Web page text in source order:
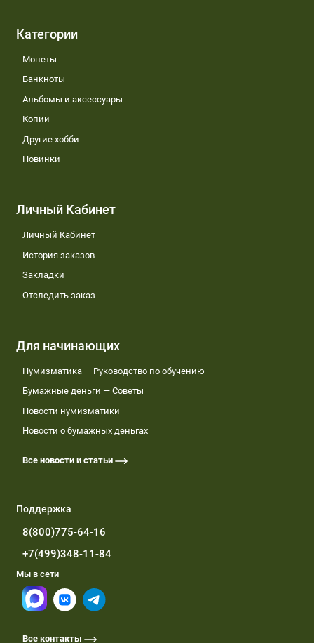
Категории
Монеты
Банкноты
Альбомы и аксессуары
Копии
Другие хобби
Новинки
Личный Кабинет
Личный Кабинет
История заказов
Закладки
Отследить заказ
Для начинающих
Нумизматика — Руководство по обучению
Бумажные деньги — Советы
Новости нумизматики
Новости о бумажных деньгах
Все новости и статьи
Поддержка
8(800)775-64-16
+7(499)348-11-84
Мы в сети
Все контакты